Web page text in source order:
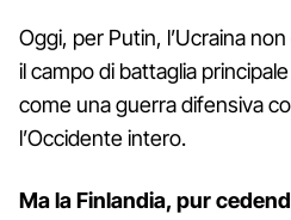
Oggi, per Putin, l’Ucraina
il campo di battaglia
come una guerra difensiva
l’Occidente intero.
Ma la Finlandia, pur